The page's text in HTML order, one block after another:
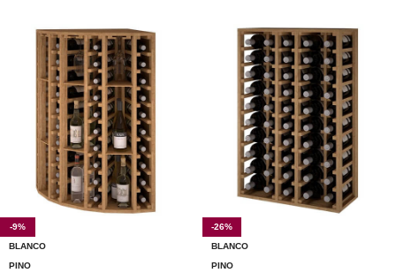
-9%
BLANCO
PINO
-26%
BLANCO
PINO